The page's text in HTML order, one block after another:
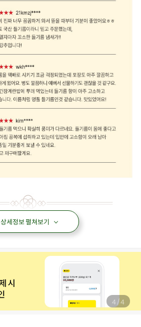
상세정보 펼쳐보기
4 /4